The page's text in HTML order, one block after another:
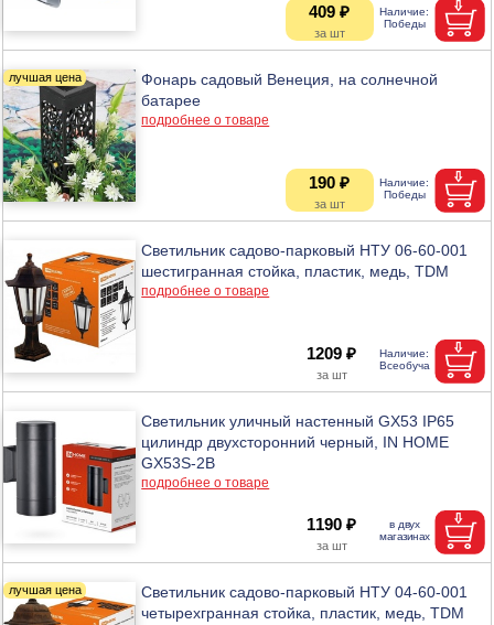
409 ₽
Фонарь садовый Венеция, на солнечной
батарее
подробнее о товаре
190 ₽
Светильник садово-парковый НТУ 06-60-001
шестигранная стойка, пластик, медь, TDM
подробнее о товаре
1209 ₽
Светильник уличный настенный GX53 IP65
цилиндр двухсторонний черный, IN HOME
GX53S-2B
подробнее о товаре
1190 ₽
Светильник садово-парковый НТУ 04-60-001
четырехгранная стойка, пластик, медь, TDM